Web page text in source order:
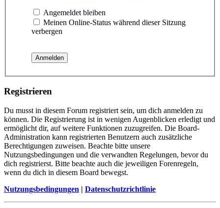
Angemeldet bleiben
Meinen Online-Status während dieser Sitzung
verbergen
Registrieren
Du musst in diesem Forum registriert sein, um dich anmelden zu
können. Die Registrierung ist in wenigen Augenblicken erledigt und
ermöglicht dir, auf weitere Funktionen zuzugreifen. Die Board-
Administration kann registrierten Benutzern auch zusätzliche
Berechtigungen zuweisen. Beachte bitte unsere
Nutzungsbedingungen und die verwandten Regelungen, bevor du
dich registrierst. Bitte beachte auch die jeweiligen Forenregeln,
wenn du dich in diesem Board bewegst.
Nutzungsbedingungen | Datenschutzrichtlinie